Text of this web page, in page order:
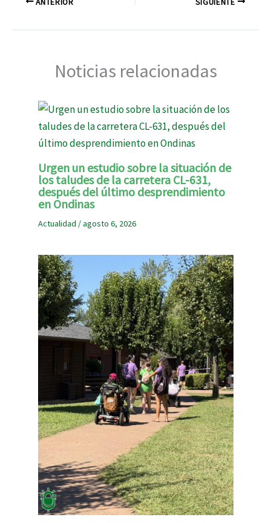
Noticias relacionadas
Urgen un estudio sobre la situación de
los taludes de la carretera CL-631,
después del último desprendimiento
en Ondinas
Actualidad /agosto 6, 2026